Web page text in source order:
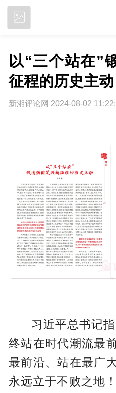
以“三个站在”
征程的历史主动
新湘评论网 2024-08-02
习近平总书记
终站在时代潮流最
最前沿、站在最广
永远立于不败之地